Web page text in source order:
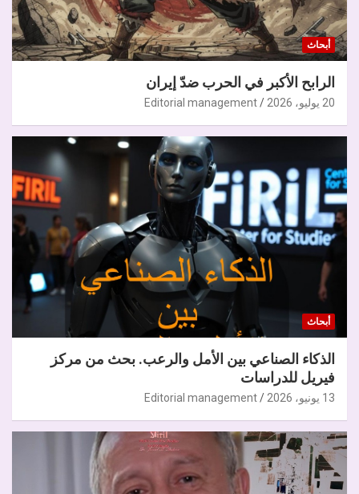
أبحاث
الرابح الأكبر في الحرب ضدّ إيران
20 يوليو، 2026 Editorial management
أبحاث
الذكاء الصناعي بين الأمل والرعب. بحث من مركز
فيريل للدراسات
13 يونيو، 2026 Editorial management